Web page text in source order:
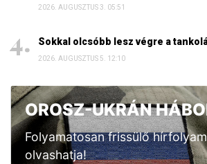
2026. AUGUSZTUS 3. 05:51
Sokkal olcsóbb lesz végre a
2026. AUGUSZTUS 5. 12:10
OROSZ-UKRÁN
Folyamatosan frissülő
olvashatja!